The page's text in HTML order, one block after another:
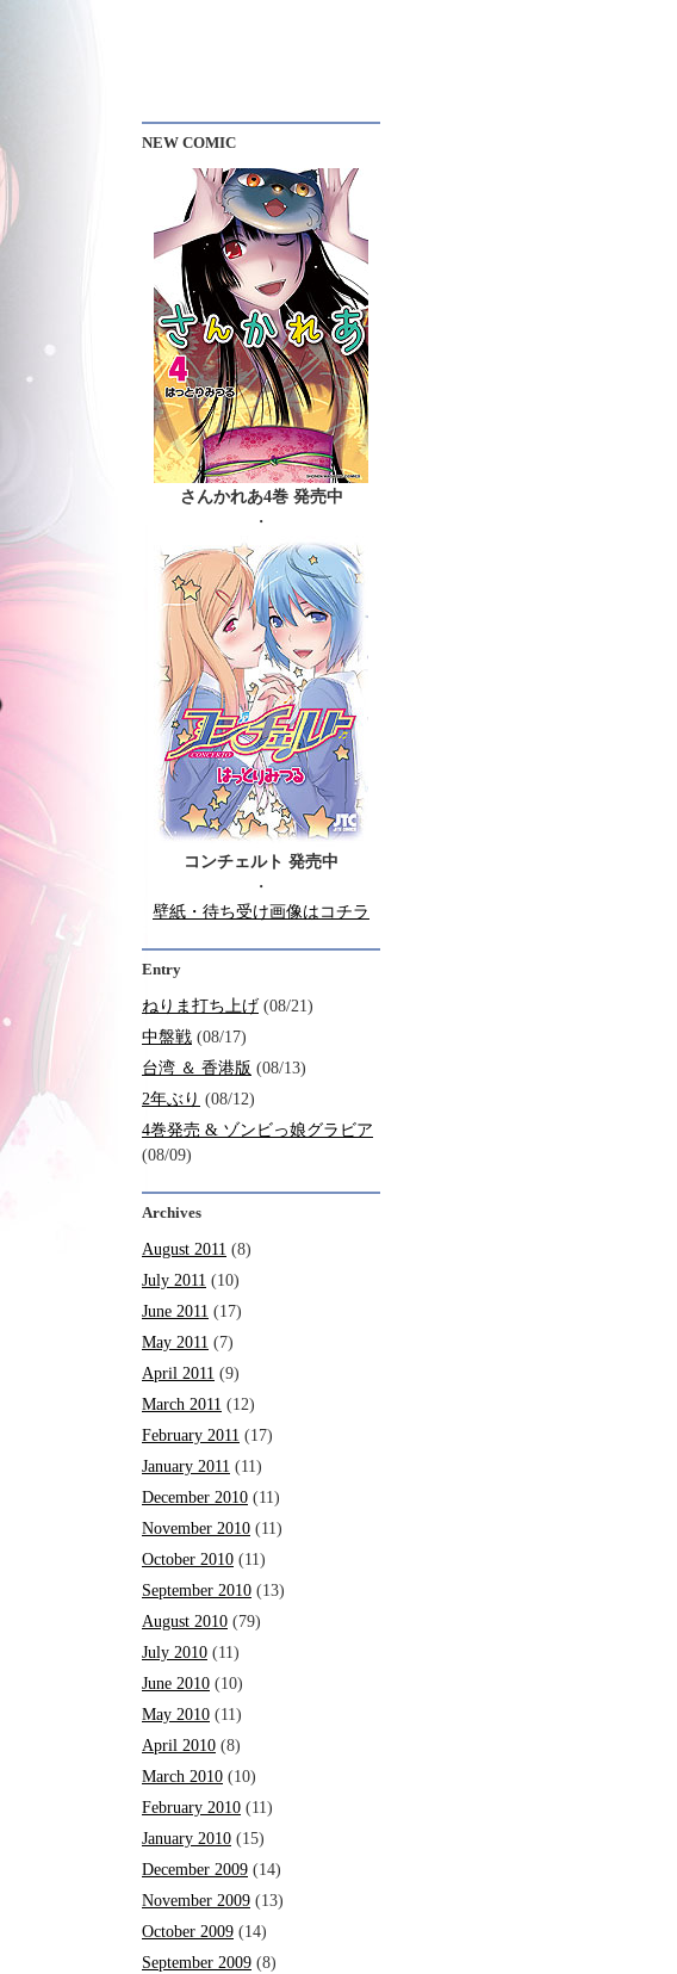
NEW COMIC
さんかれあ4巻 発売中
・
コンチェルト 発売中
・
壁紙・待ち受け画像はコチラ
Entry
ねりま打ち上げ (08/21)
中盤戦 (08/17)
台湾 ＆ 香港版 (08/13)
2年ぶり (08/12)
4巻発売 & ゾンビっ娘グラビア
(08/09)
Archives
August 2011 (8)
July 2011 (10)
June 2011 (17)
May 2011 (7)
April 2011 (9)
March 2011 (12)
February 2011 (17)
January 2011 (11)
December 2010 (11)
November 2010 (11)
October 2010 (11)
September 2010 (13)
August 2010 (79)
July 2010 (11)
June 2010 (10)
May 2010 (11)
April 2010 (8)
March 2010 (10)
February 2010 (11)
January 2010 (15)
December 2009 (14)
November 2009 (13)
October 2009 (14)
September 2009 (8)